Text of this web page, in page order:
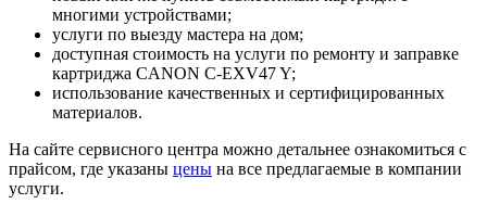
многими устройствами;
услуги по выезду мастера на дом;
доступная стоимость на услуги по ремонту и заправке
картриджа CANON C-EXV47 Y;
использование качественных и сертифицированных
материалов.
На сайте сервисного центра можно детальнее ознакомиться с
прайсом, где указаны цены на все предлагаемые в компании
услуги.